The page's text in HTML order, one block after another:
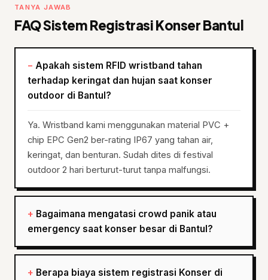
TANYA JAWAB
FAQ Sistem Registrasi Konser Bantul
Apakah sistem RFID wristband tahan
terhadap keringat dan hujan saat konser
outdoor di Bantul?
Ya. Wristband kami menggunakan material PVC +
chip EPC Gen2 ber-rating IP67 yang tahan air,
keringat, dan benturan. Sudah dites di festival
outdoor 2 hari berturut-turut tanpa malfungsi.
Bagaimana mengatasi crowd panik atau
emergency saat konser besar di Bantul?
Berapa biaya sistem registrasi Konser di